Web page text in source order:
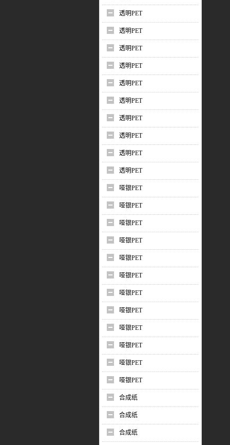
透明PET
透明PET
透明PET
透明PET
透明PET
透明PET
透明PET
透明PET
透明PET
透明PET
哑银PET
哑银PET
哑银PET
哑银PET
哑银PET
哑银PET
哑银PET
哑银PET
哑银PET
哑银PET
哑银PET
哑银PET
合成纸
合成纸
合成纸